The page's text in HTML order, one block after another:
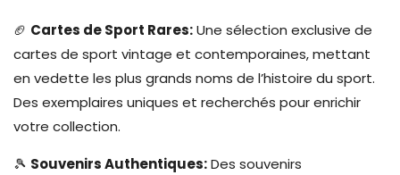
🏈 Cartes de Sport Rares:Une sélection exclusive de
cartes de sport vintage et contemporaines, mettant
en vedette les plus grands noms de l’histoire du sport.
Des exemplaires uniques et recherchés pour enrichir
votre collection.
🎾 Souvenirs Authentiques:Des souvenirs